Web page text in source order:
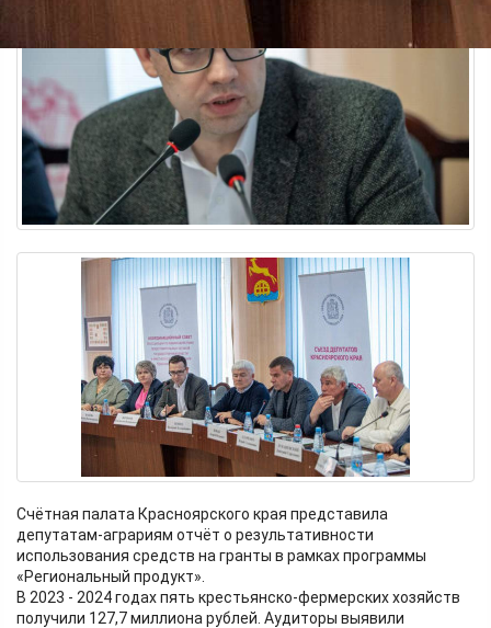
Счётная палата Красноярского края представила
депутатам-аграриям отчёт о результативности
использования средств на гранты в рамках программы
«Региональный продукт».
В 2023 - 2024 годах пять крестьянско-фермерских хозяйств
получили 127,7 миллиона рублей. Аудиторы выявили